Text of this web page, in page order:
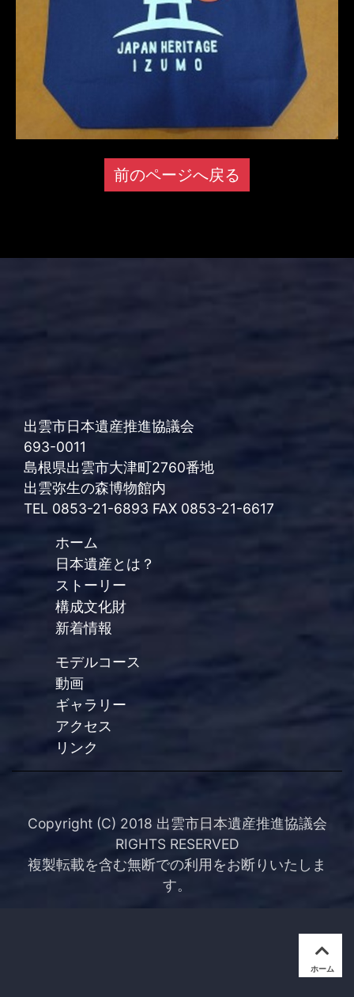
前のページへ戻る
ホーム
出雲市日本遺産推進協議会
693-0011
島根県出雲市大津町2760番地
出雲弥生の森博物館内
TEL 0853-21-6893 FAX 0853-21-6617
ホーム
日本遺産とは？
ストーリー
構成文化財
新着情報
モデルコース
動画
ギャラリー
アクセス
リンク
Copyright (C) 2018 出雲市日本遺産推進協議会
RIGHTS RESERVED
複製転載を含む無断での利用をお断りいたしま
す。